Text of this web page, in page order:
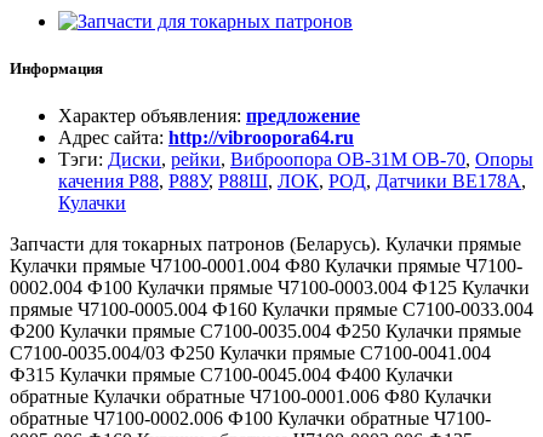
Информация
Характер объявления: предложение
Адрес сайта: http://vibroopora64.ru
Тэги: Диски, рейки, Виброопора ОВ-31М ОВ-70, Опоры
качения Р88, Р88У, Р88Ш, ЛОК, РОД, Датчики ВЕ178А,
Кулачки
Запчасти для токарных патронов (Беларусь). Кулачки прямые
Кулачки прямые Ч7100-0001.004 Ф80 Кулачки прямые Ч7100-
0002.004 Ф100 Кулачки прямые Ч7100-0003.004 Ф125 Кулачки
прямые Ч7100-0005.004 Ф160 Кулачки прямые С7100-0033.004
Ф200 Кулачки прямые С7100-0035.004 Ф250 Кулачки прямые
С7100-0035.004/03 Ф250 Кулачки прямые С7100-0041.004
Ф315 Кулачки прямые С7100-0045.004 Ф400 Кулачки
обратные Кулачки обратные Ч7100-0001.006 Ф80 Кулачки
обратные Ч7100-0002.006 Ф100 Кулачки обратные Ч7100-